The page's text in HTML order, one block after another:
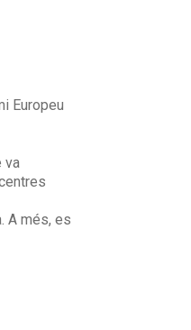
Europeu
va
A més, es